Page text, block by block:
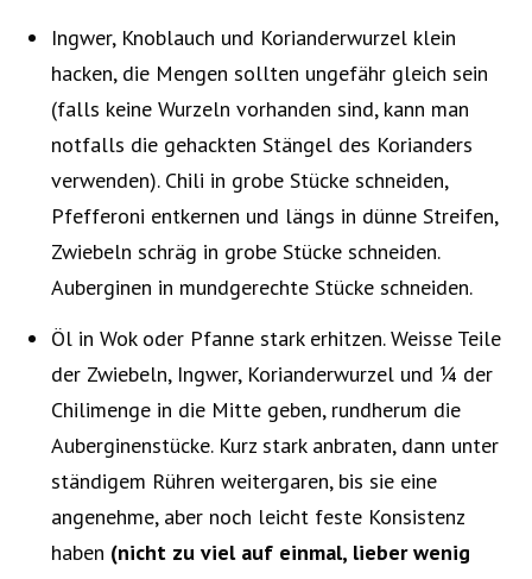
Ingwer, Knoblauch und Korianderwurzel klein
hacken, die Mengen sollten ungefähr gleich sein
(falls keine Wurzeln vorhanden sind, kann man
notfalls die gehackten Stängel des Korianders
verwenden). Chili in grobe Stücke schneiden,
Pfefferoni entkernen und längs in dünne Streifen,
Zwiebeln schräg in grobe Stücke schneiden.
Auberginen in mundgerechte Stücke schneiden.
Öl in Wok oder Pfanne stark erhitzen. Weisse Teile
der Zwiebeln, Ingwer, Korianderwurzel und ¼ der
Chilimenge in die Mitte geben, rundherum die
Auberginenstücke. Kurz stark anbraten, dann unter
ständigem Rühren weitergaren, bis sie eine
angenehme, aber noch leicht feste Konsistenz
haben (nicht zu viel auf einmal, lieber wenig